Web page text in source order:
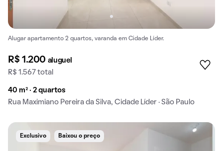
Alugar apartamento 2 quartos, varanda em Cidade Líder.
R$ 1.200 aluguel
R$ 1.567 total
40 m² · 2 quartos
Rua Maximiano Pereira da Silva, Cidade Líder · São Paulo
Exclusivo Baixou o preço